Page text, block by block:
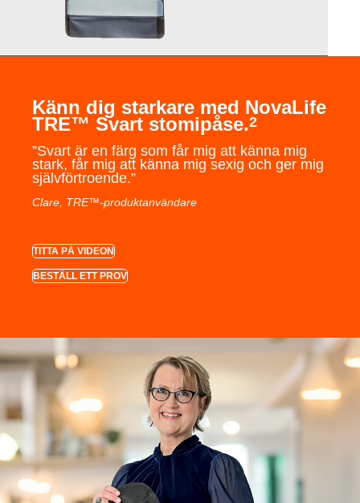
Känn dig starkare med NovaLife
TRE™ Svart stomipåse.2
”Svart är en färg som får mig att känna mig
stark, får mig att känna mig sexig och ger mig
självförtroende.”
Clare, TRE™-produktanvändare
TITTA PÅ VIDEON
BESTÄLL ETT PROV